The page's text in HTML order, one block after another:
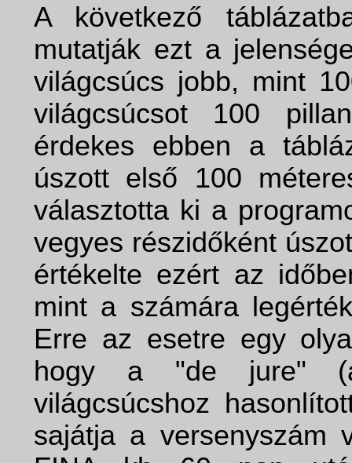
A következő
mutatják ezt a
világcsúcs jobb, mint
világcsúcsot 100
érdekes ebben a
úszott első 100
választotta ki a
vegyes részidőként
értékelte ezért az
mint a számára
Erre az esetre egy
hogy a "de jure"
világcsúcshoz
sajátja a versenyszám